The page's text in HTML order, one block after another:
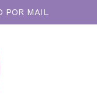
POR MAIL